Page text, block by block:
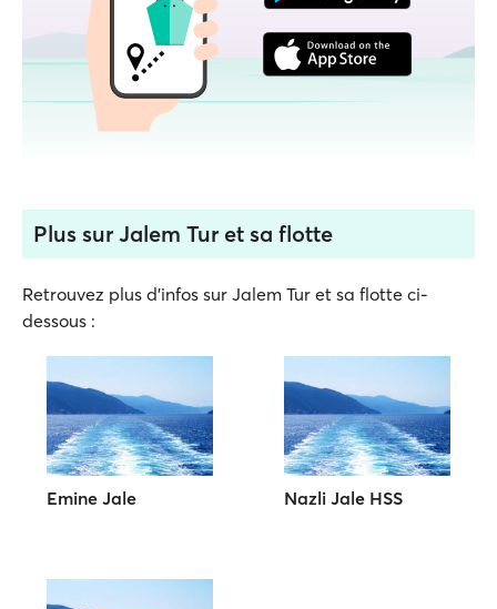
Plus sur Jalem Tur et sa flotte
Retrouvez plus d'infos sur Jalem Tur et sa flotte ci-
dessous :
Emine Jale Nazli Jale HSS